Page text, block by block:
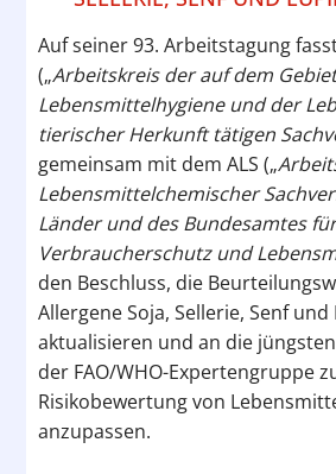
Auf seiner 93. Arbeitstagung
(„Arbeitskreis der auf dem
Lebensmittelhygiene und der
tierischer Herkunft tätigen
gemeinsam mit dem ALS („
Lebensmittelchemischer
Länder und des Bundesamtes für
Verbraucherschutz und
den Beschluss, die
Allergene Soja, Sellerie, Senf und
aktualisieren und an die
der FAO/WHO-Expertengruppe
Risikobewertung von
anzupassen.